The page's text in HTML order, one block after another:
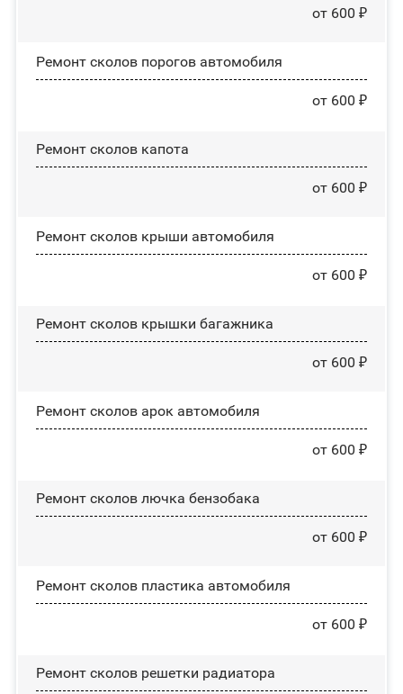
от 600 ₽
Ремонт сколов порогов автомобиля
от 600 ₽
Ремонт сколов капота
от 600 ₽
Ремонт сколов крыши автомобиля
от 600 ₽
Ремонт сколов крышки багажника
от 600 ₽
Ремонт сколов арок автомобиля
от 600 ₽
Ремонт сколов лючка бензобака
от 600 ₽
Ремонт сколов пластика автомобиля
от 600 ₽
Ремонт сколов решетки радиатора